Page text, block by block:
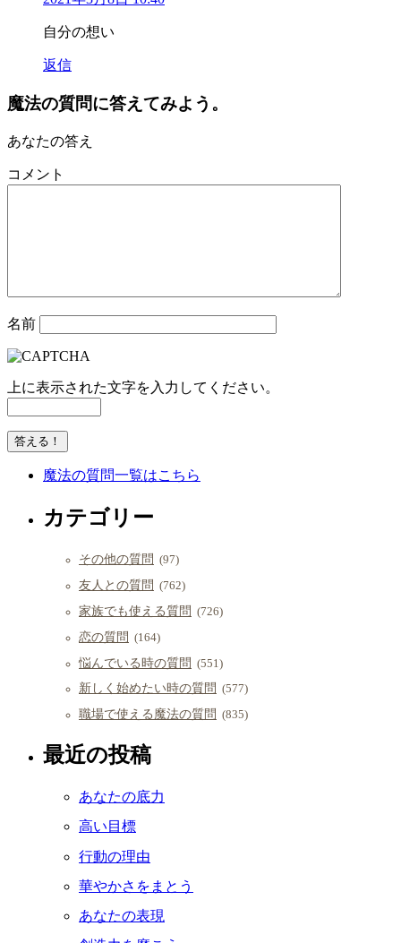
自分の想い
返信
魔法の質問に答えてみよう。
あなたの答え
コメント
名前
上に表示された文字を入力してください。
魔法の質問一覧はこちら
カテゴリー
その他の質問 (97)
友人との質問 (762)
家族でも使える質問 (726)
恋の質問 (164)
悩んでいる時の質問 (551)
新しく始めたい時の質問 (577)
職場で使える魔法の質問 (835)
最近の投稿
あなたの底力
高い目標
行動の理由
華やかさをまとう
あなたの表現